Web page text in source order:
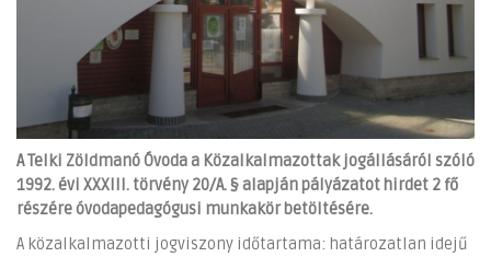
A Telki Zöldmanó Óvoda a Közalkalmazottak jogállásáról szóló
1992. évi XXXIII. törvény 20/A. § alapján pályázatot hirdet 2 fő
részére óvodapedagógusi munkakör betöltésére.
A közalkalmazotti jogviszony időtartama: határozatlan idejű